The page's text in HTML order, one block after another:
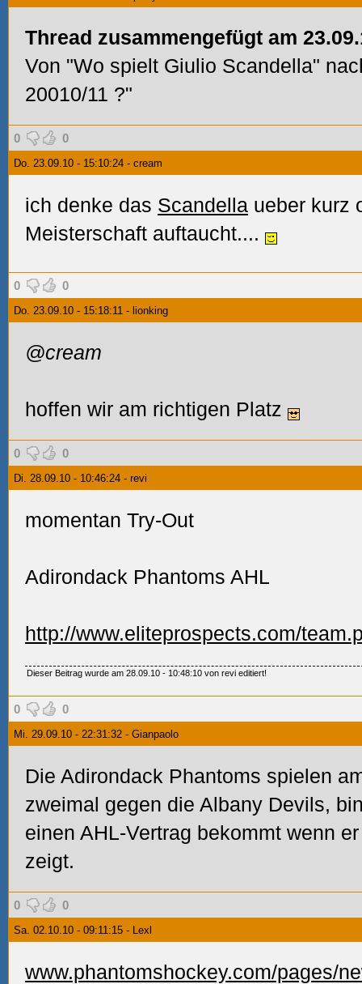
Thread zusammengefügt am
Von "Wo spielt Giulio Scandella"
20010/11 ?"
0 0
Do. 23.09.10 - 15:10:24 - cream
ich denke das Scandella ueber kurz
Meisterschaft auftaucht....
0 0
Do. 23.09.10 - 15:18:11 - lionking
@cream
hoffen wir am richtigen Platz
0 0
Di. 28.09.10 - 10:46:24 - revi
momentan Try-Out
Adirondack Phantoms AHL
http://www.eliteprospects.com/
Dieser Beitrag wurde am 28.09.10 - 10:48:10 von revi editiert!
0 0
Mi. 29.09.10 - 22:31:32 - Gianpaolo
Die Adirondack Phantoms spielen
zweimal gegen die Albany Devils,
einen AHL-Vertrag bekommt wenn
zeigt.
0 0
Sa. 02.10.10 - 09:11:15 - Lexl
www.phantomshockey.com/pages/